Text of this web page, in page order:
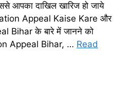
आपका दाखिल खारिज हो जाये
Appeal Kaise Kare और
Bihar के बारे में जानने को
Appeal Bihar, … Read